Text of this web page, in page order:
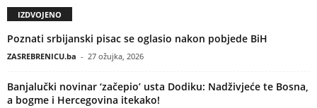
IZDVOJENO
Poznati srbijanski pisac se oglasio nakon pobjede BiH
ZASREBRENICU.ba - 27 ožujka, 2026
Banjalučki novinar ‘začepio’ usta Dodiku: Nadživjeće te Bosna,
a bogme i Hercegovina itekako!